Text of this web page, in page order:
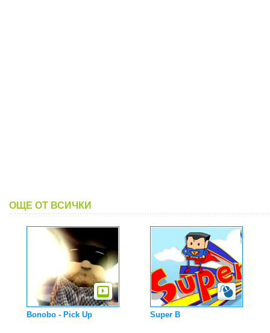
ОЩЕ ОТ ВСИЧКИ
Bonobo - Pick Up Super B